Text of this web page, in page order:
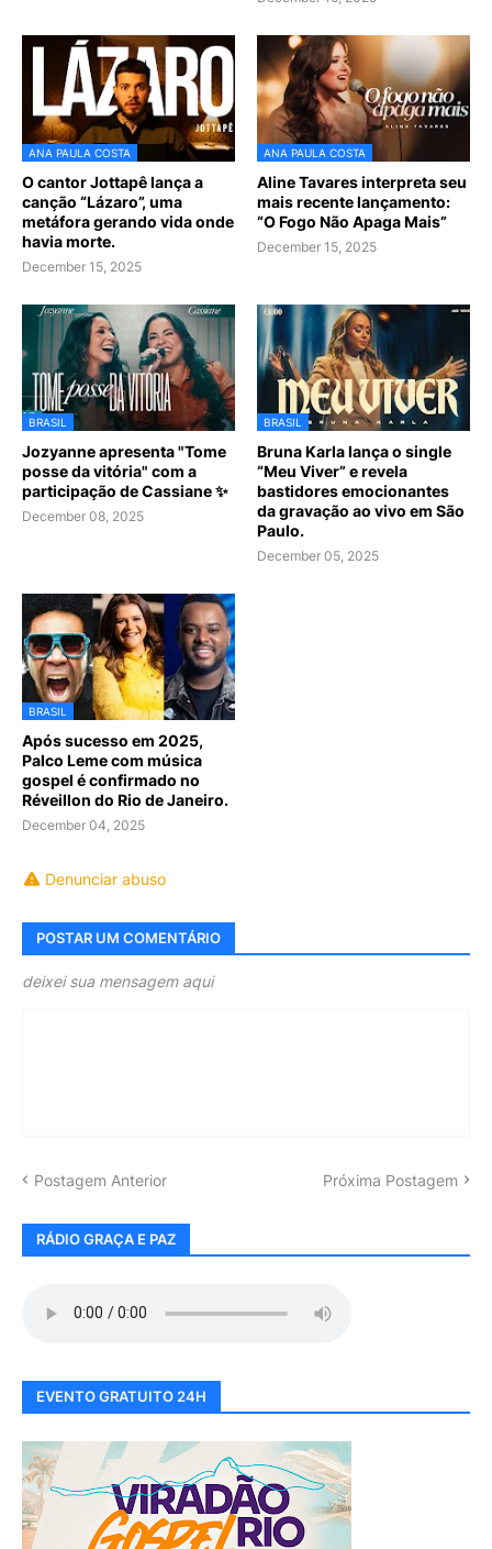
ANA PAULA COSTA
O cantor Jottapê lança a
canção “Lázaro”, uma
metáfora gerando vida onde
havia morte.
December 15, 2025
ANA PAULA COSTA
Aline Tavares interpreta seu
mais recente lançamento:
“O Fogo Não Apaga Mais”
December 15, 2025
BRASIL
Jozyanne apresenta "Tome
posse da vitória" com a
participação de Cassiane ✨
December 08, 2025
BRASIL
Bruna Karla lança o single
“Meu Viver” e revela
bastidores emocionantes
da gravação ao vivo em São
Paulo.
December 05, 2025
BRASIL
Após sucesso em 2025,
Palco Leme com música
gospel é confirmado no
Réveillon do Rio de Janeiro.
December 04, 2025
Denunciar abuso
POSTAR UM COMENTÁRIO
deixei sua mensagem aqui
Postagem Anterior Próxima Postagem
RÁDIO GRAÇA E PAZ
EVENTO GRATUITO 24H